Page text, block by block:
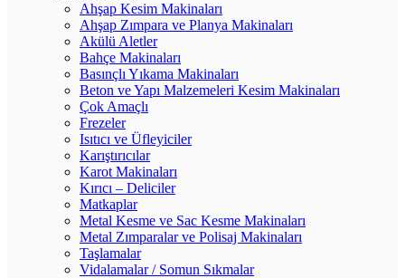
Ahşap Kesim Makinaları
Ahşap Zımpara ve Planya Makinaları
Akülü Aletler
Bahçe Makinaları
Basınçlı Yıkama Makinaları
Beton ve Yapı Malzemeleri Kesim Makinaları
Çok Amaçlı
Frezeler
Isıtıcı ve Üfleyiciler
Karıştırıcılar
Karot Makinaları
Kırıcı – Deliciler
Matkaplar
Metal Kesme ve Sac Kesme Makinaları
Metal Zımparalar ve Polisaj Makinaları
Taşlamalar
Vidalamalar / Somun Sıkmalar